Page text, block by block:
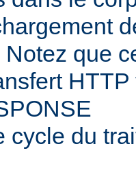
que
cycle du